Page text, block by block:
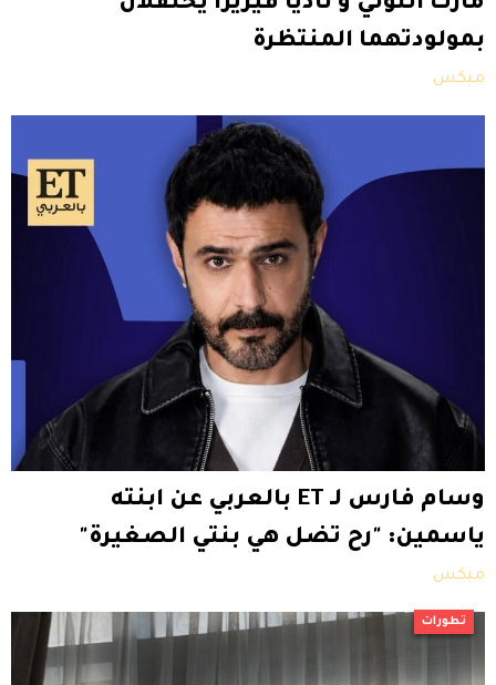
بمولودتهما المنتظرة
ميكس
وسام فارس لـ ET بالعربي عن ابنته
ياسمين: "رح تضل هي بنتي الصغيرة"
ميكس
تطورات